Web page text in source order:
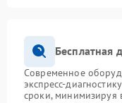
Бесплатная
Современное
экспресс-
сроки, минимизируя